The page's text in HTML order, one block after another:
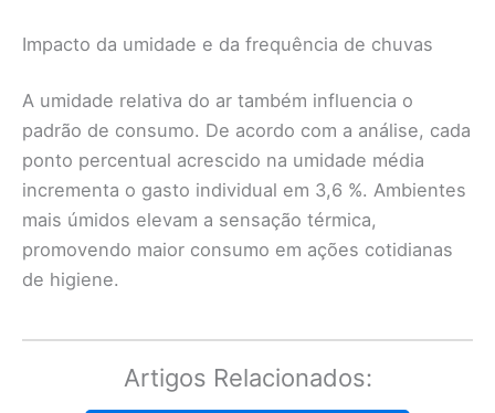
Impacto da umidade e da frequência de chuvas
A umidade relativa do ar também influencia o
padrão de consumo. De acordo com a análise, cada
ponto percentual acrescido na umidade média
incrementa o gasto individual em 3,6 %. Ambientes
mais úmidos elevam a sensação térmica,
promovendo maior consumo em ações cotidianas
de higiene.
Artigos Relacionados: